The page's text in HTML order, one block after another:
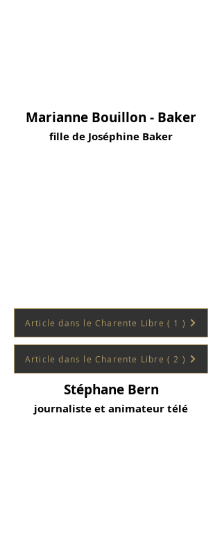
Marianne Bouillon - Baker
fille de Joséphine Baker
Article dans le Charente Libre ( 1 )
Article dans le Charente Libre ( 2 )
Stéphane Bern
journaliste et animateur télé